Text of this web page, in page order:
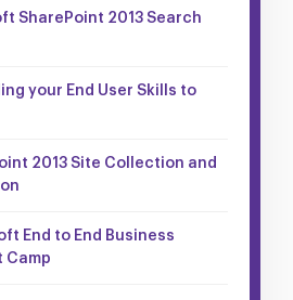
SharePoint 2013 Search
your End User Skills to
2013 Site Collection and
End to End Business
Camp